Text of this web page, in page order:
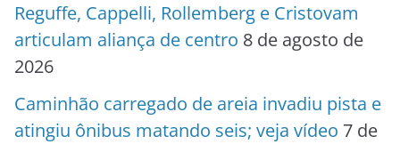
Reguffe, Cappelli, Rollemberg e Cristovam
articulam aliança de centro 8 de agosto de
2026
Caminhão carregado de areia invadiu pista e
atingiu ônibus matando seis; veja vídeo 7 de